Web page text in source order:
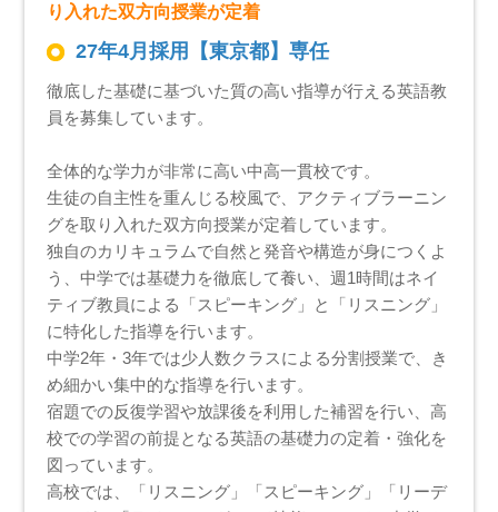
り入れた双方向授業が定着
27年4月採用【東京都】専任
徹底した基礎に基づいた質の高い指導が行える英語教
員を募集しています。
全体的な学力が非常に高い中高一貫校です。
生徒の自主性を重んじる校風で、アクティブラーニン
グを取り入れた双方向授業が定着しています。
独自のカリキュラムで自然と発音や構造が身につくよ
う、中学では基礎力を徹底して養い、週1時間はネイ
ティブ教員による「スピーキング」と「リスニング」
に特化した指導を行います。
中学2年・3年では少人数クラスによる分割授業で、き
め細かい集中的な指導を行います。
宿題での反復学習や放課後を利用した補習を行い、高
校での学習の前提となる英語の基礎力の定着・強化を
図っています。
高校では、「リスニング」「スピーキング」「リーデ